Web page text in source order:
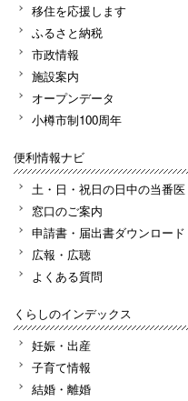
移住を応援します
ふるさと納税
市政情報
施設案内
オープンデータ
小樽市制100周年
便利情報ナビ
土・日・祝日の日中の当番医
窓口のご案内
申請書・届出書ダウンロード
広報・広聴
よくある質問
くらしのインデックス
妊娠・出産
子育て情報
結婚・離婚